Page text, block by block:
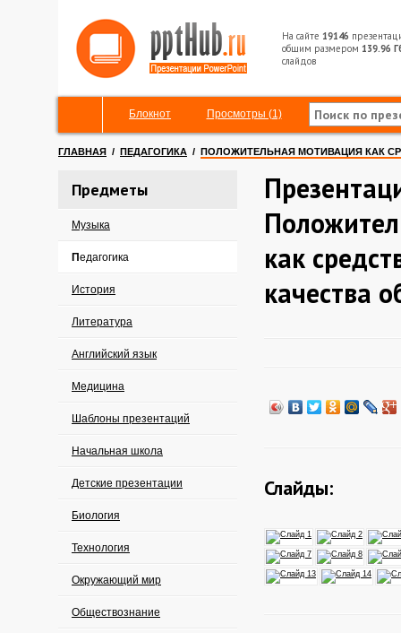
На сайте 19146
общим размером 139.96
слайдов
Блокнот Просмотры (1)
ГЛАВНАЯ / ПЕДАГОГИКА / ПОЛОЖИТЕЛЬНАЯ МОТИВАЦИЯ КАК
Предметы
Музыка
Педагогика
История
Литература
Английский язык
Медицина
Шаблоны презентаций
Начальная школа
Детские презентации
Биология
Технология
Окружающий мир
Обществознание
как
качества
Слайды: